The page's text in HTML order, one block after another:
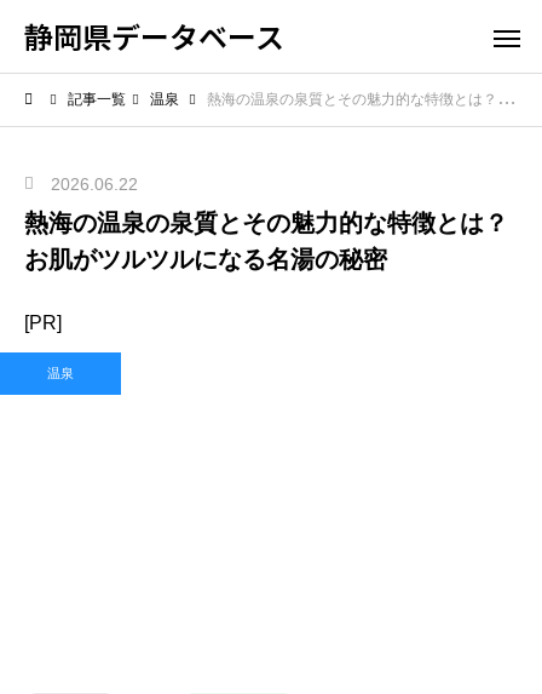
静岡県データベース
記事一覧 温泉 熱海の温泉の泉質とその魅力的な特徴とは？お肌がツルツルになる名湯の秘密
2026.06.22
熱海の温泉の泉質とその魅力的な特徴とは？
お肌がツルツルになる名湯の秘密
[PR]
温泉